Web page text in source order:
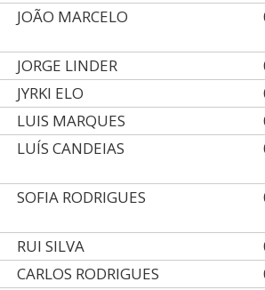
JOÃO MARCELO
JORGE LINDER
JYRKI ELO
LUIS MARQUES
LUÍS CANDEIAS
SOFIA RODRIGUES
RUI SILVA
CARLOS RODRIGUES